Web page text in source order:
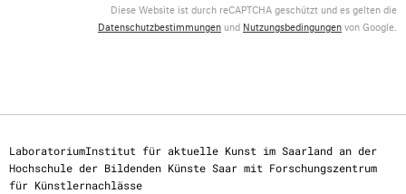
Diese Website ist durch reCAPTCHA geschützt und es gelten die
Datenschutzbestimmungen und Nutzungsbedingungenvon Google.
LaboratoriumInstitut für aktuelle Kunst im Saarland an der
Hochschule der Bildenden Künste Saar mit Forschungszentrum
für Künstlernachlässe